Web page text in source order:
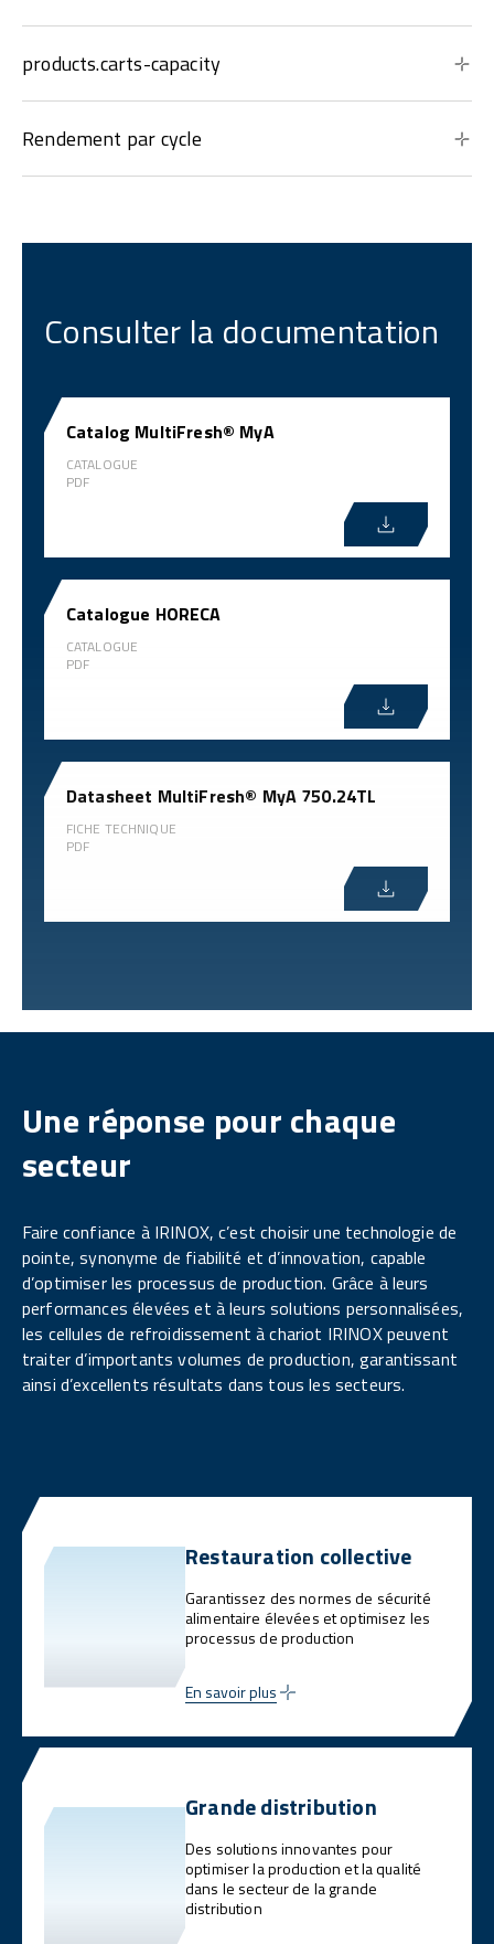
products.carts-capacity
Rendement par cycle
Consulter la documentation
Catalog MultiFresh® MyA
CATALOGUE
PDF
Catalogue HORECA
CATALOGUE
PDF
Datasheet MultiFresh® MyA 750.24TL
FICHE TECHNIQUE
PDF
Une réponse pour chaque
secteur
Faire confiance à IRINOX, c’est choisir une technologie de
pointe, synonyme de fiabilité et d’innovation, capable
d’optimiser les processus de production. Grâce à leurs
performances élevées et à leurs solutions personnalisées,
les cellules de refroidissement à chariot IRINOX peuvent
traiter d’importants volumes de production, garantissant
ainsi d’excellents résultats dans tous les secteurs.
Restauration collective
Garantissez des normes de sécurité
alimentaire élevées et optimisez les
processus de production
En savoir plus
Grande distribution
Des solutions innovantes pour
optimiser la production et la qualité
dans le secteur de la grande
distribution